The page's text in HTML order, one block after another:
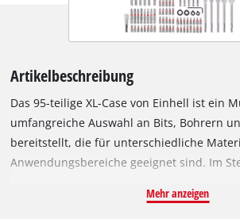
Artikelbeschreibung
Das 95-teilige XL-Case von Einhell ist ein
umfangreiche Auswahl an Bits, Bohrern
bereitstellt, die für unterschiedliche
Anwendungsbereiche geeignet sind. Im
PH1 / 4x PH2 / 2x PH3 / 3x PZ1 / 4x PZ2 / 2x
Mehr anzeigen